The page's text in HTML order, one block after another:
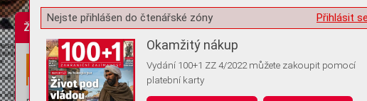
Žádost o souhlas s ukládáním volitelných informací
Přihlásit
Nejste přihlášen do čtenářské zóny
Okamžitý nákup
Vydání 100+1 ZZ 4/2022 můžete zakoupit pomocí
platební karty